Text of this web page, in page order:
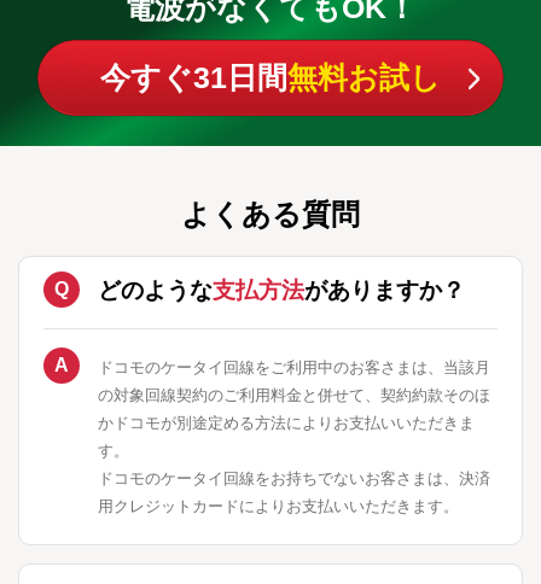
電波がなくてもOK！
今すぐ31日間無料お試し
よくある質問
どのような支払方法がありますか？
ドコモのケータイ回線をご利用中のお客さまは、当該月
の対象回線契約のご利用料金と併せて、契約約款そのほ
かドコモが別途定める方法によりお支払いいただきま
す。
ドコモのケータイ回線をお持ちでないお客さまは、決済
用クレジットカードによりお支払いいただきます。